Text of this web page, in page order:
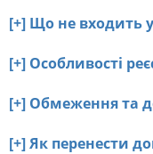
[+] Що не входить у
[+] Особливості
[+] Обмеження та
[+] Як перенести